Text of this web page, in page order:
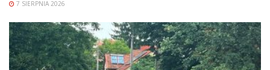
7 SIERPNIA 2026